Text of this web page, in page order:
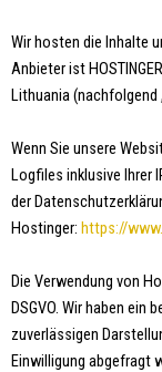
Wir hosten die Inhalte
Anbieter ist
Lithuania (nachfolgend
Wenn Sie unsere
Logfiles inklusive Ihrer
der
Hostinger: https://
Die Verwendung von
DSGVO. Wir haben
zuverlässigen
Einwilligung abgefragt